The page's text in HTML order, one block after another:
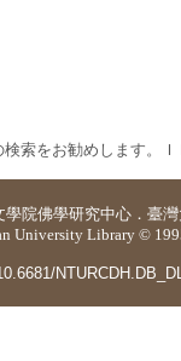
索をお勧めします。
學院佛學研究中心 ． 臺
University Library ©